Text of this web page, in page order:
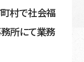
村で社会福
所にて業務